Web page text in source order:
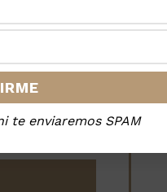
te enviaremos SPAM